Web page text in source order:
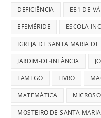
DEFICIÊNCIA EB1 DE
EFEMÉRIDE ESCOLA
IGREJA DE SANTA MARIA
JARDIM-DE-INFÂNCIA
LAMEGO LIVRO
MATEMÁTICA
MOSTEIRO DE SANTA